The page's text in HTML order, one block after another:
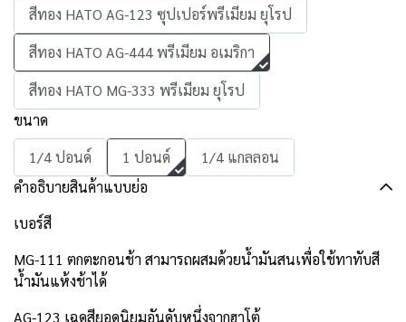
สีทอง HATO AG-123 ซุปเปอร์พรีเมียม ยุโรป
สีทอง HATO AG-444 พรีเมียม อเมริกา
สีทอง HATO MG-333 พรีเมียม ยุโรป
ขนาด
1/4 ปอนด์
1 ปอนด์
1/4 แกลลอน
คำอธิบายสินค้าแบบย่อ
เบอร์สี
MG-111 ตกตะกอนช้า สามารถผสมด้วยน้ำมันสนเพื่อใช้ทาทับสี
น้ำมันแห้งช้าได้
AG-123 เฉดสียอดนิยมอันดับหนึ่งจากฮาโต้